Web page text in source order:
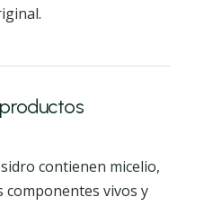
contienen micelio,
vivos y